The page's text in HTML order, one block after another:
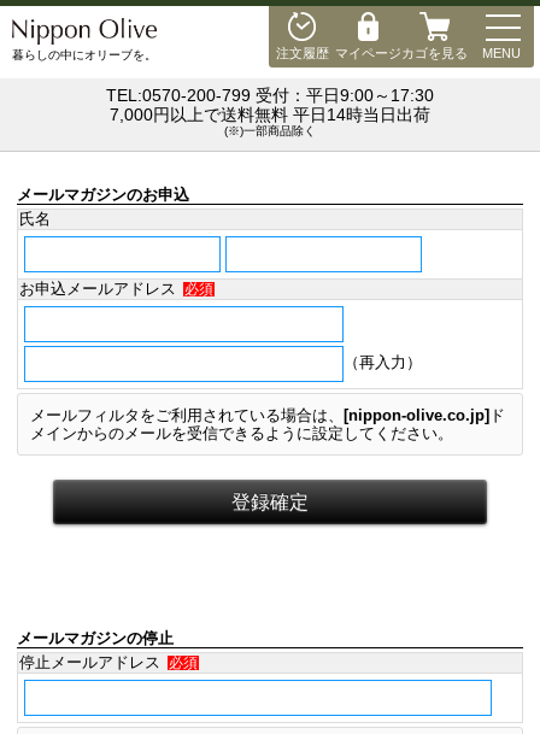
注文履歴 マイページカゴを見る MENU
暮らしの中にオリーブを。
TEL:0570-200-799 受付：平日9:00～17:30
7,000円以上で送料無料 平日14時当日出荷
(※)一部商品除く
メールマガジンのお申込
氏名
お申込メールアドレス 必須
（再入力）
メールフィルタをご利用されている場合は、 [nippon-olive.co.jp] ド
メインからのメールを受信できるように設定してください。
メールマガジンの停止
停止メールアドレス
必須